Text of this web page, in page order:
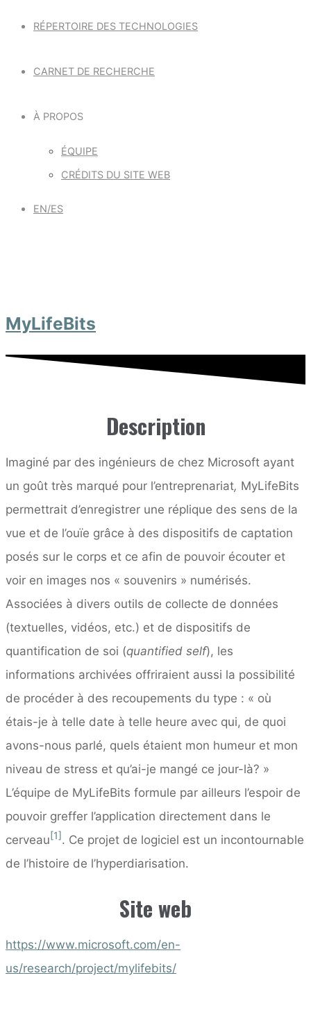
RÉPERTOIRE DES TECHNOLOGIES
CARNET DE RECHERCHE
À PROPOS
ÉQUIPE
CRÉDITS DU SITE WEB
EN/ES
MyLifeBits
Description
Imaginé par des ingénieurs de chez Microsoft ayant
un goût très marqué pour l’entreprenariat, MyLifeBits
permettrait d’enregistrer une réplique des sens de la
vue et de l’ouïe grâce à des dispositifs de captation
posés sur le corps et ce afin de pouvoir écouter et
voir en images nos « souvenirs » numérisés.
Associées à divers outils de collecte de données
(textuelles, vidéos, etc.) et de dispositifs de
quantification de soi (quantified self), les
informations archivées offriraient aussi la possibilité
de procéder à des recoupements du type : « où
étais-je à telle date à telle heure avec qui, de quoi
avons-nous parlé, quels étaient mon humeur et mon
niveau de stress et qu’ai-je mangé ce jour-là? »
L’équipe de MyLifeBits formule par ailleurs l’espoir de
pouvoir greffer l’application directement dans le
cerveau[1]. Ce projet de logiciel est un incontournable
de l’histoire de l’hyperdiarisation.
Site web
https://www.microsoft.com/en-
us/research/project/mylifebits/